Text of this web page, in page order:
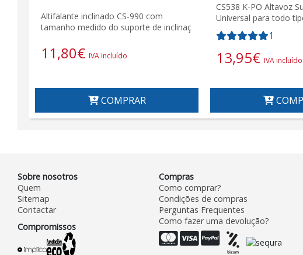
Altifalante inclinado CS-990 com
tamanho medido do suporte de inclinaç
11,80€ IVA incluído
COMPRAR
CS538 K-PO Altavoz
Universal para todo
1
13,95€ IVA incluído
Sobre nosotros
Quem
Sitemap
Contactar
Compromissos
Compras
Como comprar?
Condições de compras
Perguntas Frequentes
Como fazer uma devolução?